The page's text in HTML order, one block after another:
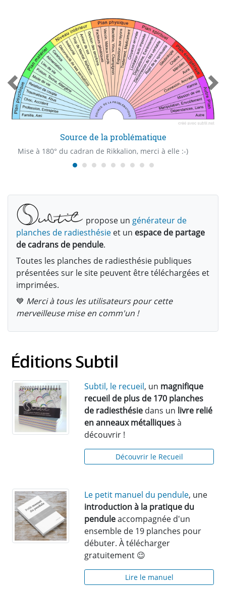
Source de la problématique
Mise à 180° du cadran de Rikkalion, merci à elle :-)
propose un générateur de
planches de radiesthésie et un espace de partage
de cadrans de pendule.
Toutes les planches de radiesthésie publiques
présentées sur le site peuvent être téléchargées et
imprimées.
💙 Merci à tous les utilisateurs pour cette
merveilleuse mise en comm'un !
Subtil, le recueil, un magnifique
recueil de plus de 170 planches
de radiesthésie dans un livre relié
en anneaux métalliquesà
découvrir !
Découvrir le Recueil
Le petit manuel du pendule, une
introduction à la pratique du
penduleaccompagnée d'un
ensemble de 19 planches pour
débuter. À télécharger
gratuitement 😉
Lire le manuel